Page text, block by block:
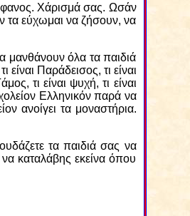
Χάρισμά σας. Ωσάν
τα εύχωμαι να ζήσουν, να
μανθάνουν όλα τα παιδιά
Παράδεισος, τι είναι
τι είναι ψυχή, τι είναι
Ελληνικόν παρά να
ανοίγει τα μοναστήρια.
τα παιδιά σας να
καταλάβης εκείνα όπου